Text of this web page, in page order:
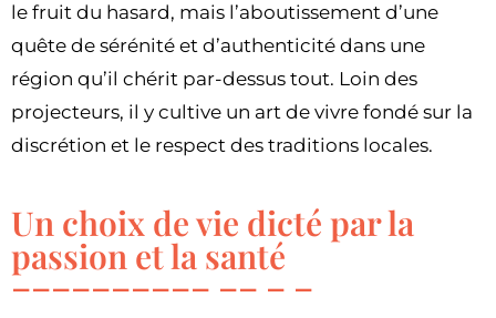
le fruit du hasard, mais l’aboutissement d’une
quête de sérénité et d’authenticité dans une
région qu’il chérit par-dessus tout. Loin des
projecteurs, il y cultive un art de vivre fondé sur la
discrétion et le respect des traditions locales.
Un choix de vie dicté par la
passion et la santé